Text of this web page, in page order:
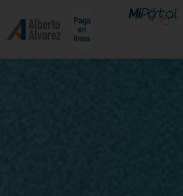
Paga
en
línea